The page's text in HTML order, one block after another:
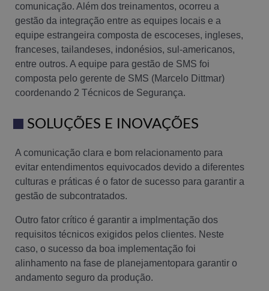
comunicação. Além dos treinamentos, ocorreu a
gestão da integração entre as equipes locais e a
equipe estrangeira composta de escoceses, ingleses,
franceses, tailandeses, indonésios, sul-americanos,
entre outros. A equipe para gestão de SMS foi
composta pelo gerente de SMS (Marcelo Dittmar)
coordenando 2 Técnicos de Segurança.
SOLUÇÕES E INOVAÇÕES
A comunicação clara e bom relacionamento para
evitar entendimentos equivocados devido a diferentes
culturas e práticas é o fator de sucesso para garantir a
gestão de subcontratados.
Outro fator crítico é garantir a implmentação dos
requisitos técnicos exigidos pelos clientes. Neste
caso, o sucesso da boa implementação foi
alinhamento na fase de planejamentopara garantir o
andamento seguro da produção.